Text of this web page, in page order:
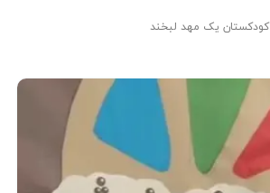
کودکستان یک مهد لبخند